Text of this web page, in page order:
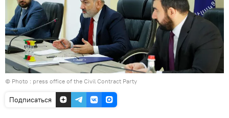
© Photo : press office of the Civil Contract Party
Подписаться